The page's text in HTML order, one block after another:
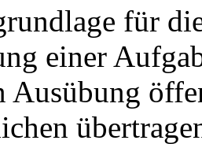
für
einer
Ausübung